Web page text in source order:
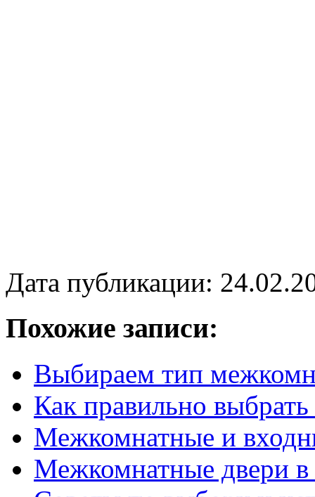
Дата публикации:
Похожие записи:
Выбираем тип
Как правильно
Межкомнатные и
Межкомнатные двери в